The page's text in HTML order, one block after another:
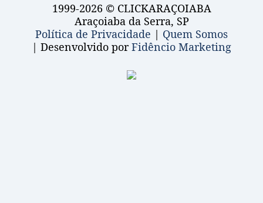
1999-2026 © CLICKARAÇOIABA
Araçoiaba da Serra, SP
Política de Privacidade | Quem Somos
| Desenvolvido porFidêncio Marketing